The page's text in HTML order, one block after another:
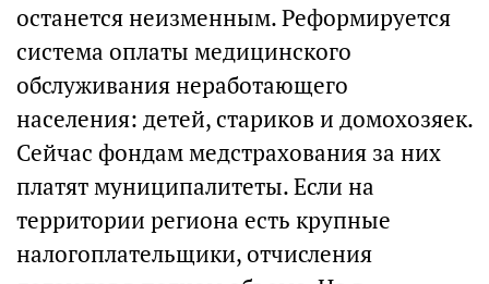
останется неизменным. Реформируется
система оплаты медицинского
обслуживания неработающего
населения: детей, стариков и домохозяек.
Сейчас фондам медстрахования за них
платят муниципалитеты. Если на
территории региона есть крупные
налогоплательщики, отчисления